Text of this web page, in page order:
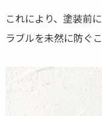
これにより、塗装前
ラブルを未然に防ぐ